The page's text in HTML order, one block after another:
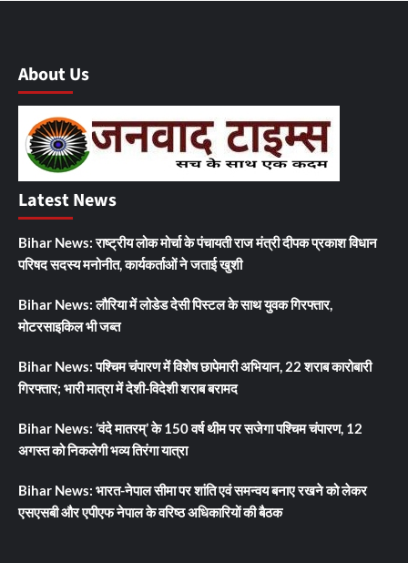
About Us
Latest News
Bihar News: राष्ट्रीय लोक मोर्चा के पंचायती राज मंत्री दीपक प्रकाश विधान
परिषद सदस्य मनोनीत, कार्यकर्ताओं ने जताई खुशी
Bihar News: लौरिया में लोडेड देसी पिस्टल के साथ युवक गिरफ्तार,
मोटरसाइकिल भी जब्त
Bihar News: पश्चिम चंपारण में विशेष छापेमारी अभियान, 22 शराब कारोबारी
गिरफ्तार; भारी मात्रा में देशी-विदेशी शराब बरामद
Bihar News: ‘वंदे मातरम्’ के 150 वर्ष थीम पर सजेगा पश्चिम चंपारण, 12
अगस्त को निकलेगी भव्य तिरंगा यात्रा
Bihar News: भारत-नेपाल सीमा पर शांति एवं समन्वय बनाए रखने को लेकर
एसएसबी और एपीएफ नेपाल के वरिष्ठ अधिकारियों की बैठक